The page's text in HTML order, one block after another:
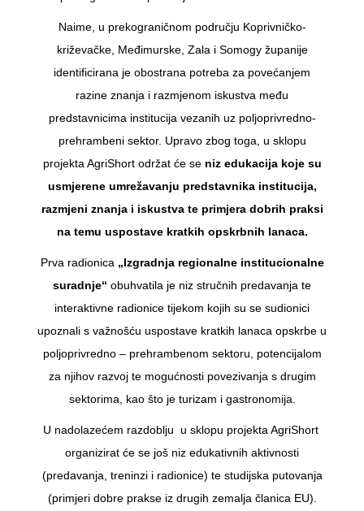
Naime, u prekograničnom području Koprivničko-
križevačke, Međimurske, Zala i Somogy županije
identificirana je obostrana potreba za povećanjem
razine znanja i razmjenom iskustva među
predstavnicima institucija vezanih uz poljoprivredno-
prehrambeni sektor. Upravo zbog toga, u sklopu
projekta AgriShort održat će se niz edukacija koje su
usmjerene umrežavanju predstavnika institucija,
razmjeni znanja i iskustva te primjera dobrih praksi
na temu uspostave kratkih opskrbnih lanaca.
Prva radionica „Izgradnja regionalne institucionalne
suradnje“ obuhvatila je niz stručnih predavanja te
interaktivne radionice tijekom kojih su se sudionici
upoznali s važnošću uspostave kratkih lanaca opskrbe u
poljoprivredno – prehrambenom sektoru, potencijalom
za njihov razvoj te mogućnosti povezivanja s drugim
sektorima, kao što je turizam i gastronomija.
U nadolazećem razdoblju u sklopu projekta AgriShort
organizirat će se još niz edukativnih aktivnosti
(predavanja, treninzi i radionice) te studijska putovanja
(primjeri dobre prakse iz drugih zemalja članica EU).